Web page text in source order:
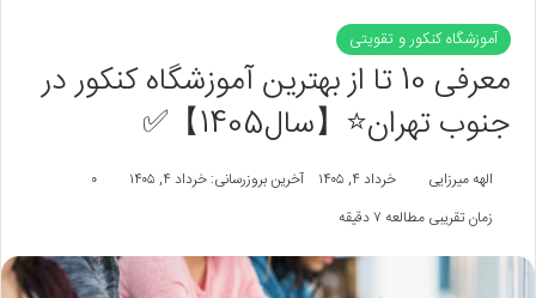
آموزشگاه کنکور و تقویتی
معرفی 10 تا از بهترین آموزشگاه کنکور در
جنوب تهران⭐【سال1405】✅
الهه میرزایی خرداد ۴, ۱۴۰۵ آخرین بروزرسانی: خرداد ۴, ۱۴۰۵
۰
زمان تقریبی مطالعه ۷ دقیقه